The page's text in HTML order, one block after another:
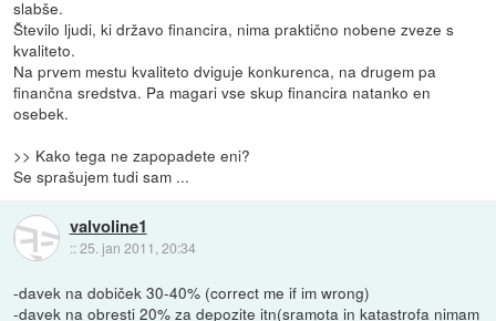
slabše.
Število ljudi, ki državo financira, nima praktično nobene zveze s
kvaliteto.
Na prvem mestu kvaliteto dviguje konkurenca, na drugem pa
finančna sredstva. Pa magari vse skup financira natanko en
osebek.
>> Kako tega ne zapopadete eni?
Se sprašujem tudi sam ...
valvoline1
::25. jan 2011, 20:34
-davek na dobiček 30-40% (correct me if im wrong)
-davek na obresti 20% za depozite itn(sramota in katastrofa nimam